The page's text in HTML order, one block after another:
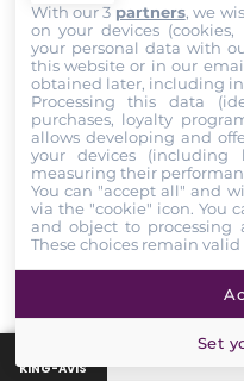
Paiement
sécurisé
Garantie
KING-AVIS
With our 3 partners, we
on your devices
your personal data with
this website or in our
obtained later, including
Processing this data
purchases, loyalty
allows developing and
your devices (including
measuring their
You can "accept all" and
via the "cookie" icon. You
and object to processing
These choices remain
Set